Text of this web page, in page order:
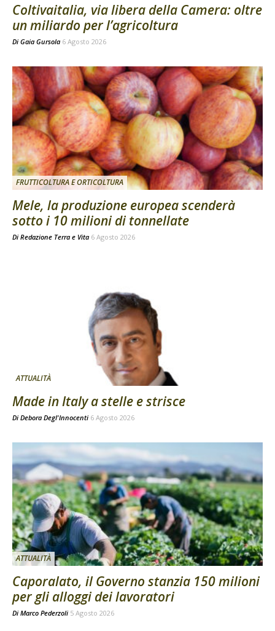
Coltivaitalia, via libera della Camera: oltre
un miliardo per l’agricoltura
Di Gaia Gursola 6 Agosto 2026
FRUTTICOLTURA E ORTICOLTURA
Mele, la produzione europea scenderà
sotto i 10 milioni di tonnellate
Di Redazione Terra e Vita 6 Agosto 2026
ATTUALITÀ
Made in Italy a stelle e strisce
Di Debora Degl'Innocenti 6 Agosto 2026
ATTUALITÀ
Caporalato, il Governo stanzia 150 milioni
per gli alloggi dei lavoratori
Di Marco Pederzoli 5 Agosto 2026